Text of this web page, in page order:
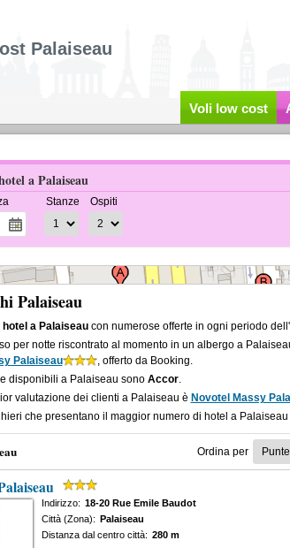
Palaiseau
Voli low cost
a Palaiseau
Stanze Ospiti
Palaiseau
hotel a Palaiseau con numerose offerte in ogni periodo
per notte riscontrato al momento in un albergo a
Palaiseau
, offerto da Booking.
disponibili a Palaiseau sono Accor.
valutazione dei clienti a Palaiseau è Novotel Massy
che presentano il maggior numero di hotel a
Ordina per
Indirizzo: 18-20 Rue Emile Baudot
Città (Zona): Palaiseau
Distanza dal centro città: 280 m